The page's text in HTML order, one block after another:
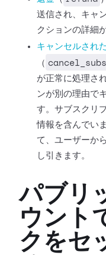
送信され、キャ
クションの詳細
キャンセルされ
（
が正常に処理さ
ンが別の理由で
す。サブスクリ
情報を含んでい
て、ユーザーか
し引きます。
パブリ
ウント
クをセ